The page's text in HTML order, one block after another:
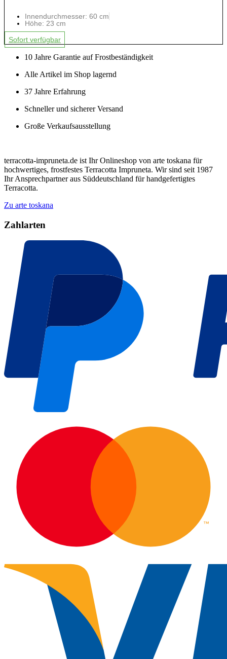
Innendurchmesser: 60 cm
Höhe: 23 cm
Sofort verfügbar
10 Jahre Garantie auf Frostbeständigkeit
Alle Artikel im Shop lagernd
37 Jahre Erfahrung
Schneller und sicherer Versand
Große Verkaufsausstellung
terracotta-impruneta.de ist Ihr Onlineshop von arte toskana für
hochwertiges, frostfestes Terracotta Impruneta. Wir sind seit 1987
Ihr Ansprechpartner aus Süddeutschland für handgefertigtes
Terracotta.
Zu arte toskana
Zahlarten